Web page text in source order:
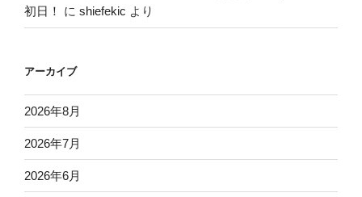
初日！
に shiefekic より
アーカイブ
2026年8月
2026年7月
2026年6月